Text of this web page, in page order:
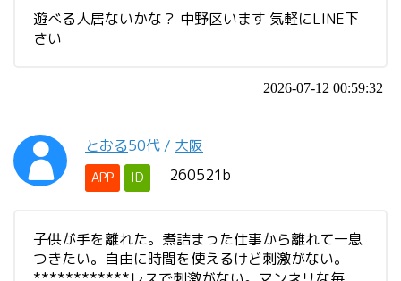
遊べる人居ないかな？ 中野区います 気軽にLINE下
さい
2026-07-12 00:59:32
とおる50代 / 大阪
APP ID 260521b
子供が手を離れた。煮詰まった仕事から離れて一息
つきたい。自由に時間を使えるけど刺激がない。